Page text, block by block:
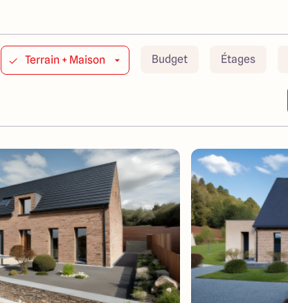
Terrain + Maison Budget Étages